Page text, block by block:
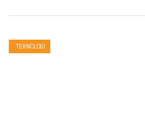
TEKNOLOGI